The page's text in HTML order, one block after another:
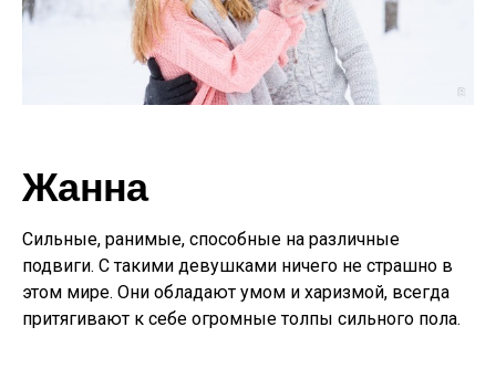
Жанна
Сильные, ранимые, способные на различные
подвиги. С такими девушками ничего не страшно в
этом мире. Они обладают умом и харизмой, всегда
притягивают к себе огромные толпы сильного пола.